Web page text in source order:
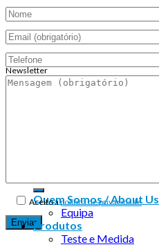
Aceito apolítica de privacidade
Newsletter
Endereço de email:
Quem Somos / About Us
Equipa
Produtos
Teste e Medida